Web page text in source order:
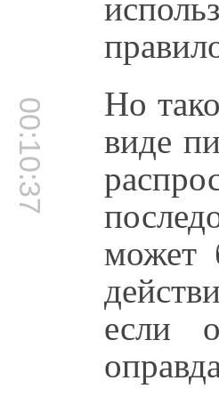
00:10:37 Но
виде
может
если